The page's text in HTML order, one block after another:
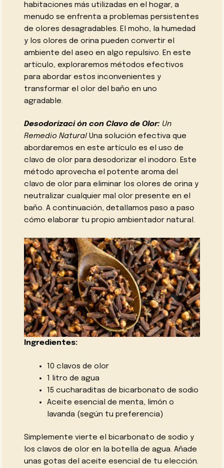
habitaciones más utilizadas en el hogar, a
menudo se enfrenta a problemas persistentes
de olores desagradables. El moho, la humedad
y los olores de orina pueden convertir el
ambiente del aseo en algo repulsivo. En este
artículo, exploraremos métodos efectivos
para abordar estos inconvenientes y
transformar el olor del baño en uno
agradable.
Desodorizaci ón con Clavo de Olor: Un
Remedio Natural Una solución efectiva que
abordaremos en este artículo es el uso de
clavo de olor para desodorizar el inodoro. Este
método aprovecha el potente aroma del
clavo de olor para eliminar los olores de orina y
neutralizar cualquier mal olor presente en el
baño. A continuación, detallamos paso a paso
cómo elaborar tu propio ambientador natural.
Ingredientes:
10 clavos de olor
1 litro de agua
15 cucharaditas de bicarbonato de sodio
Aceite esencial de menta, limón o
lavanda (según tu preferencia)
Simplemente vierte el bicarbonato de sodio y
los clavos de olor en la botella de agua. Añade
unas gotas del aceite esencial de tu elección.